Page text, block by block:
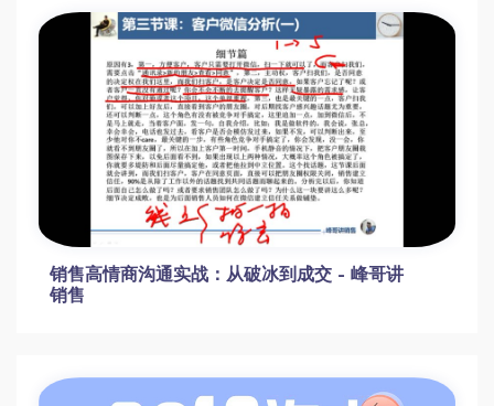
销售高情商沟通实战：从破冰到成交 - 峰哥讲
销售